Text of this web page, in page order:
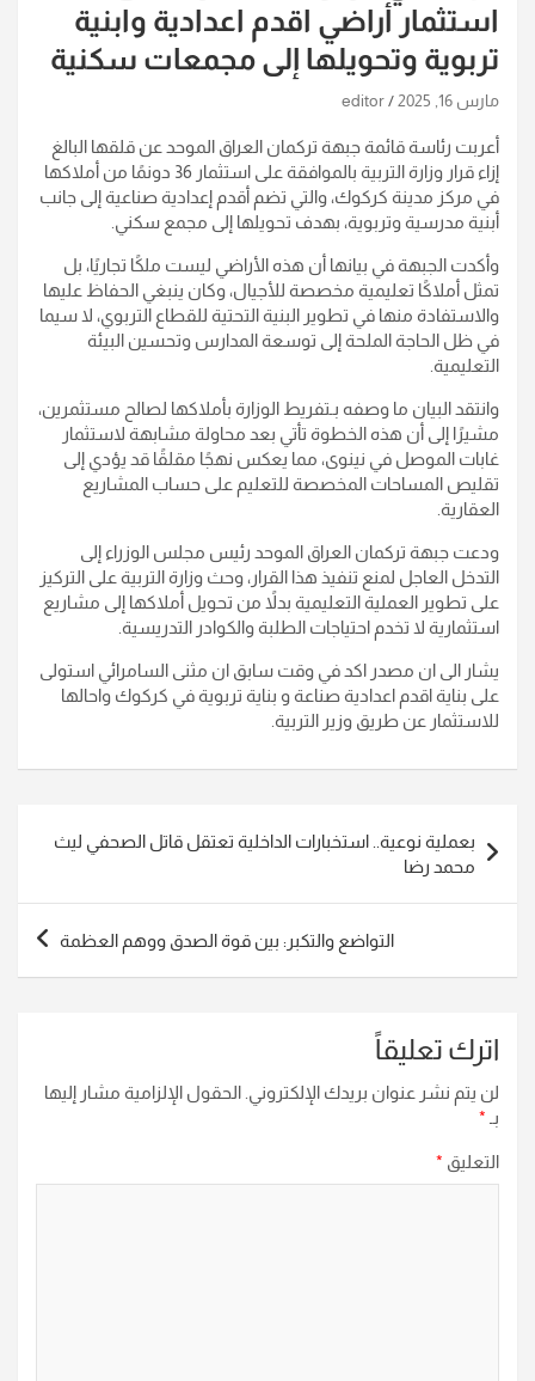
استثمار أراضي اقدم اعدادية وابنية
تربوية وتحويلها إلى مجمعات سكنية
مارس 16, 2025 editor
أعربت رئاسة قائمة جبهة تركمان العراق الموحد عن قلقها البالغ
إزاء قرار وزارة التربية بالموافقة على استثمار 36 دونمًا من أملاكها
في مركز مدينة كركوك، والتي تضم أقدم إعدادية صناعية إلى جانب
أبنية مدرسية وتربوية، بهدف تحويلها إلى مجمع سكني.
وأكدت الجبهة في بيانها أن هذه الأراضي ليست ملكًا تجاريًا، بل
تمثل أملاكًا تعليمية مخصصة للأجيال، وكان ينبغي الحفاظ عليها
والاستفادة منها في تطوير البنية التحتية للقطاع التربوي، لا سيما
في ظل الحاجة الملحة إلى توسعة المدارس وتحسين البيئة
التعليمية.
وانتقد البيان ما وصفه بـتفريط الوزارة بأملاكها لصالح مستثمرين،
مشيرًا إلى أن هذه الخطوة تأتي بعد محاولة مشابهة لاستثمار
غابات الموصل في نينوى، مما يعكس نهجًا مقلقًا قد يؤدي إلى
تقليص المساحات المخصصة للتعليم على حساب المشاريع
العقارية.
ودعت جبهة تركمان العراق الموحد رئيس مجلس الوزراء إلى
التدخل العاجل لمنع تنفيذ هذا القرار، وحث وزارة التربية على التركيز
على تطوير العملية التعليمية بدلاً من تحويل أملاكها إلى مشاريع
استثمارية لا تخدم احتياجات الطلبة والكوادر التدريسية.
يشار الى ان مصدر اكد في وقت سابق ان مثنى السامرائي استولى
على بناية اقدم اعدادية صناعة و بناية تربوية في كركوك واحالها
للاستثمار عن طريق وزير التربية.
المقالات
بعملية نوعية.. استخبارات الداخلية تعتقل قاتل الصحفي ليث
محمد رضا
التواضع والتكبر: بين قوة الصدق ووهم العظمة
اترك تعليقاً
لن يتم نشر عنوان بريدك الإلكتروني. الحقول الإلزامية مشار إليها
بـ *
التعليق *